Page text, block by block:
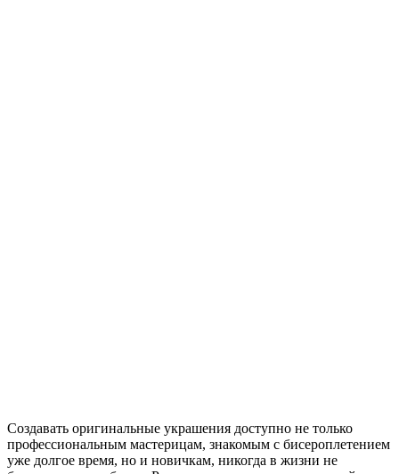
Создавать оригинальные украшения доступно не только
профессиональным мастерицам, знакомым с бисероплетением
уже долгое время, но и новичкам, никогда в жизни не